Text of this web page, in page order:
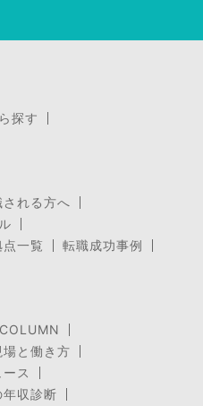
探す
れる方へ
点一覧
転職成功事例
場と働き方
ス
年収診断